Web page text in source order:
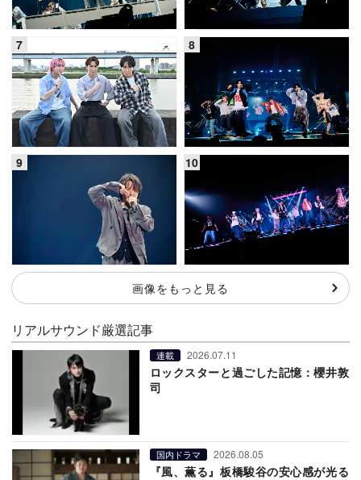
画像をもっと見る
リアルサウンド厳選記事
連載 2026.07.11
ロックスターと過ごした記憶：櫻井敦
司
国内ドラマ 2026.08.05
『風、薫る』板橋駿谷の安心感が光る